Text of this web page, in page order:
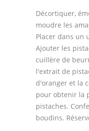
Décortiquer,
moudre les
Placer dans un
Ajouter les
cuillère de
l'extrait de
d'oranger et la
pour obtenir la
pistaches.
boudins.